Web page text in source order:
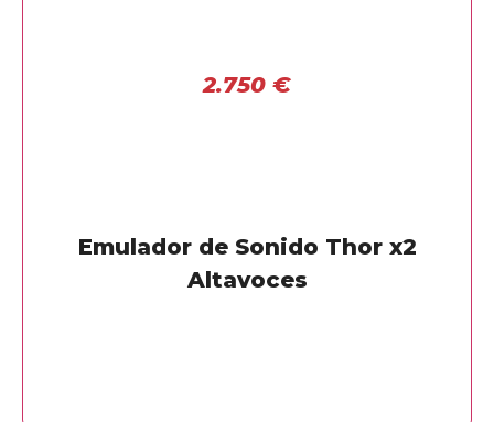
2.750 €
Emulador de Sonido Thor x2
Altavoces